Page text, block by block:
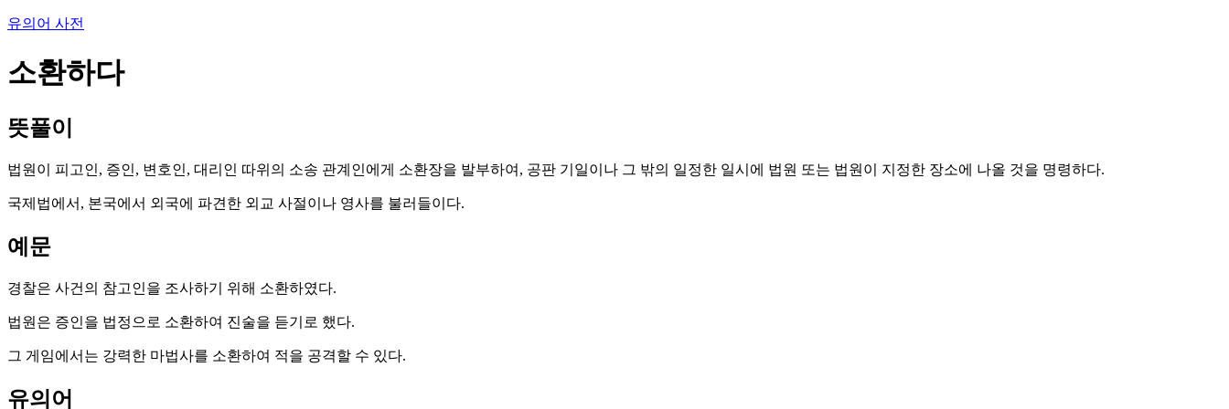
유의어 사전
소환하다
뜻풀이
법원이 피고인, 증인, 변호인, 대리인 따위의 소송 관계인에게 소환장을 발부하여, 공판 기일이나 그 밖의 일정한 일시에 법원 또는 법원이 지정한 장소에 나올 것을 명령하다.
국제법에서, 본국에서 외국에 파견한 외교 사절이나 영사를 불러들이다.
예문
경찰은 사건의 참고인을 조사하기 위해 소환하였다.
법원은 증인을 법정으로 소환하여 진술을 듣기로 했다.
그 게임에서는 강력한 마법사를 소환하여 적을 공격할 수 있다.
유의어